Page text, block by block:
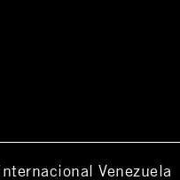
Venezuela